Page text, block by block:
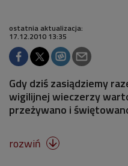
ostatnia aktualizacja:
17.12.2010 13:35
Gdy dziś zasiądziemy
wigilijnej wieczerzy
przeżywano i
rozwiń 